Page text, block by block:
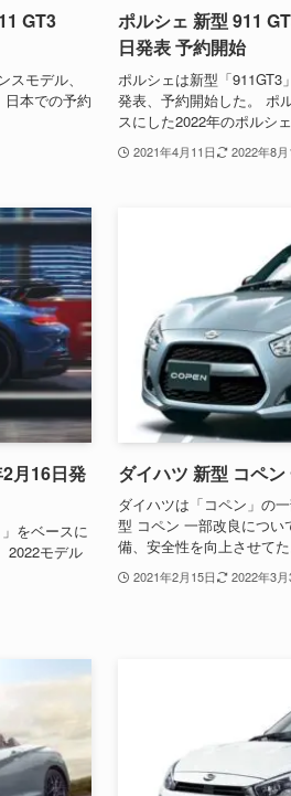
GT3
モデル、
日本での予約
ポルシェ 新型 911
日発表 予約開始
ポルシェは新型「911GT3
発表、予約開始した。 ポ
スにした2022年のポルシ
2021年4月11日 2022年8月
月16日発
をベースに
2022モデル
ダイハツ 新型 コペ
ダイハツは「コペン」の
型 コペン 一部改良につい
備、安全性を向上させて
2021年2月15日 2022年3月